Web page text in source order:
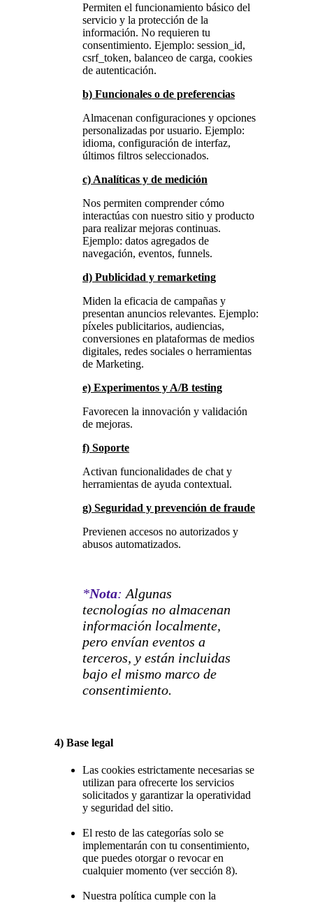
Permiten el funcionamiento básico del
servicio y la protección de la
información. No requieren tu
consentimiento. Ejemplo: session_id,
csrf_token, balanceo de carga, cookies
de autenticación.
b) Funcionales o de preferencias
Almacenan configuraciones y opciones
personalizadas por usuario. Ejemplo:
idioma, configuración de interfaz,
últimos filtros seleccionados.
c) Analíticas y de medición
Nos permiten comprender cómo
interactúas con nuestro sitio y producto
para realizar mejoras continuas.
Ejemplo: datos agregados de
navegación, eventos, funnels.
d) Publicidad y remarketing
Miden la eficacia de campañas y
presentan anuncios relevantes. Ejemplo:
píxeles publicitarios, audiencias,
conversiones en plataformas de medios
digitales, redes sociales o herramientas
de Marketing.
e) Experimentos y A/B testing
Favorecen la innovación y validación
de mejoras.
f) Soporte
Activan funcionalidades de chat y
herramientas de ayuda contextual.
g) Seguridad y prevención de fraude
Previenen accesos no autorizados y
abusos automatizados.
*Nota: Algunas
tecnologías no almacenan
información localmente,
pero envían eventos a
terceros, y están incluidas
bajo el mismo marco de
consentimiento.
4) Base legal
Las cookies estrictamente necesarias se
utilizan para ofrecerte los servicios
solicitados y garantizar la operatividad
y seguridad del sitio.
El resto de las categorías solo se
implementarán con tu consentimiento,
que puedes otorgar o revocar en
cualquier momento (ver sección 8).
Nuestra política cumple con la